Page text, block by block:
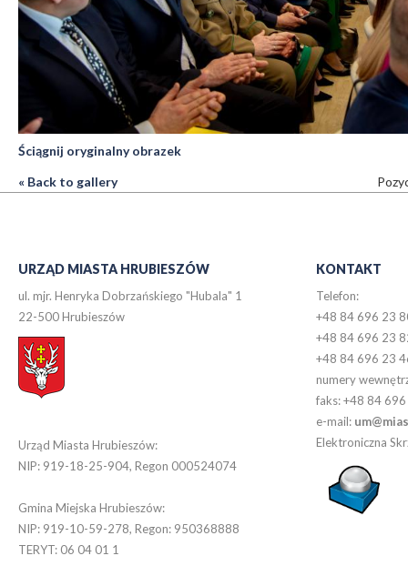
Ściągnij oryginalny obrazek
« Back to gallery
URZĄD MIASTA HRUBIESZÓW
ul. mjr. Henryka Dobrzańskiego "Hubala" 1
22-500 Hrubieszów
Urząd Miasta Hrubieszów:
NIP: 919-18-25-904, Regon 000524074
Gmina Miejska Hrubieszów:
NIP: 919-10-59-278, Regon: 950368888
TERYT: 06 04 01 1
KONTAKT
Telefon:
+48 84 696 23
+48 84 696 23
+48 84 696 23
numery
faks: +48 84
e-mail:
Elektroniczna